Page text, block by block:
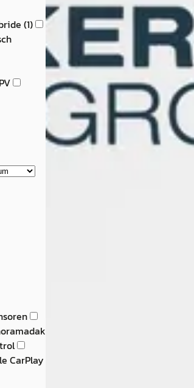
(1)
CarPlay
Omoda O5·2025
Exclusive
€ 32.490
v.a. € 689/mnd
2025 · 15 km · Hybride · Automaat
Dekker Alkmaar
· Alkmaar
4,3(374)